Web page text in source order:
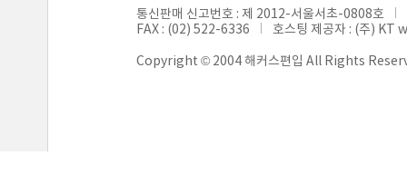
통신판매 신고번호 : 제 2012-서울서초-0808호
FAX : (02) 522-6336
호스팅 제공자 : (주)
Copyright © 2004 해커스편입 All Rights